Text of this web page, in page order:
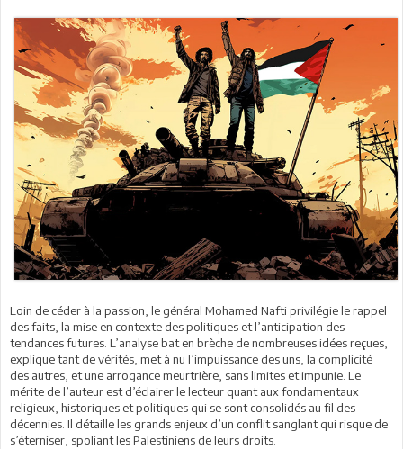
Loin de céder à la passion, le général Mohamed Nafti privilégie le rappel
des faits, la mise en contexte des politiques et l’anticipation des
tendances futures. L’analyse bat en brèche de nombreuses idées reçues,
explique tant de vérités, met à nu l’impuissance des uns, la complicité
des autres, et une arrogance meurtrière, sans limites et impunie. Le
mérite de l’auteur est d’éclairer le lecteur quant aux fondamentaux
religieux, historiques et politiques qui se sont consolidés au fil des
décennies. Il détaille les grands enjeux d’un conflit sanglant qui risque de
s’éterniser, spoliant les Palestiniens de leurs droits.